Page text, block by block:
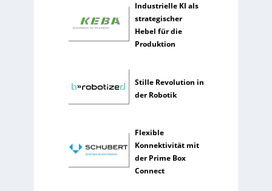
i
Industrielle KI als
strategischer
Hebel für die
Produktion
Stille Revolution in
der Robotik
Flexible
Konnektivität mit
der Prime Box
Connect